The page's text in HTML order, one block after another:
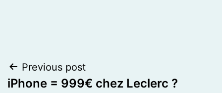
Post
Previous post
iPhone = 999€ chez Leclerc ?